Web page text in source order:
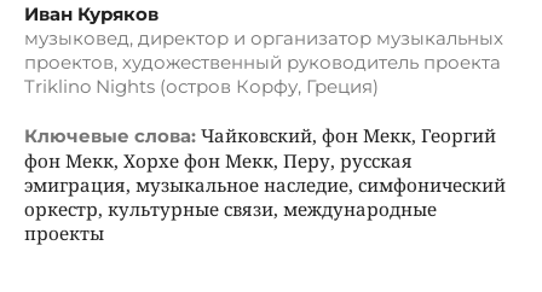
Иван Куряков
музыковед, директор и организатор музыкальных
проектов, художественный руководитель проекта
Triklino Nights (остров Корфу, Греция)
Ключевые слова: Чайковский, фон Мекк, Георгий
фон Мекк, Хорхе фон Мекк, Перу, русская
эмиграция, музыкальное наследие, симфонический
оркестр, культурные связи, международные
проекты